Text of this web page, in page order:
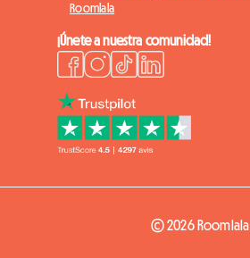
Roomlala
¡Únete a nuestra comunidad!
© 2026 Roomlala